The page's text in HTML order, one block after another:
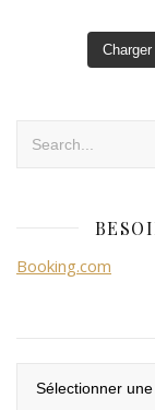
Booking.com